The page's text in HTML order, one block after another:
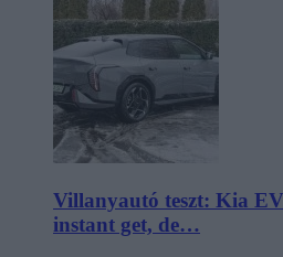
Villanyautó teszt: Kia
instant get, de…